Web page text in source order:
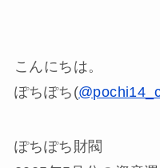
こんにちは。
ぽちぽち(
ぽちぽち財閥